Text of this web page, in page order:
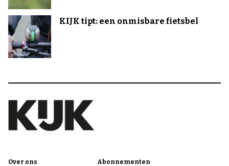
KIJK tipt: een onmisbare fietsbel
Over ons Abonnementen